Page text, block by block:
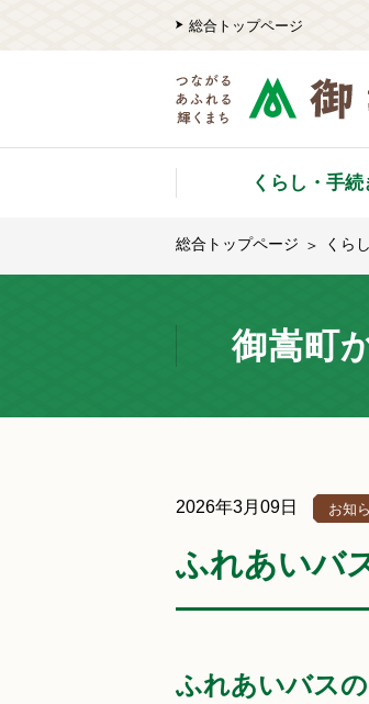
総合トップページ
くらし・手続
総合トップページ くら
御嵩町
2026年3月09日 お知
ふれあいバ
ふれあいバス